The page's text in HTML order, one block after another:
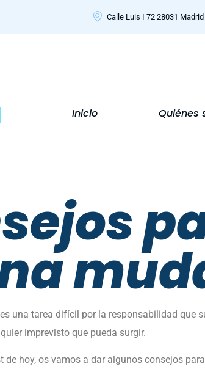
Calle Luis I 72 28031 Madrid
Inicio Quiénes
una tarea difícil por la responsabilidad que
imprevisto que pueda surgir.
de hoy, os vamos a dar algunos consejos